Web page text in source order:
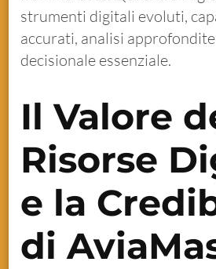
strumenti digitali evoluti,
accurati, analisi
decisionale essenziale.
Il Valore
Risorse
e la
di